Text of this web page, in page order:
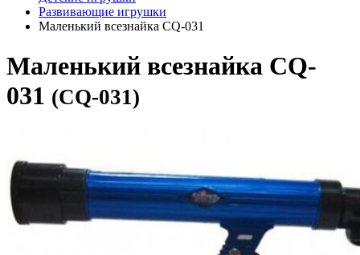
Развивающие игрушки
Маленький всезнайка CQ-031
Маленький всезнайка CQ-
031 (CQ-031)